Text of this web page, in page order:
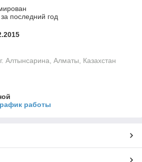
последний год
Алтынсарина, Алматы, Казахстан
работы